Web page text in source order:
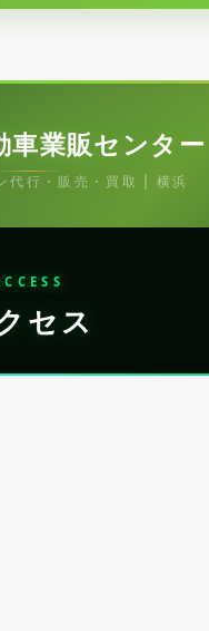
車業販センター
代行・販売・買取 | 横浜
セス